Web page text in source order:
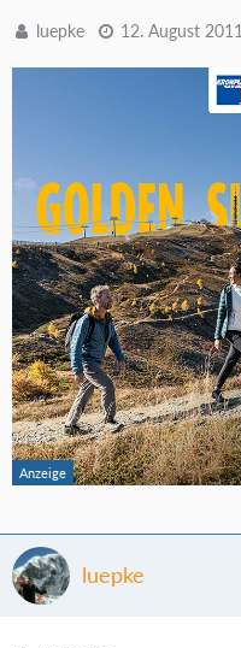
luepke 12. August 2011
luepke